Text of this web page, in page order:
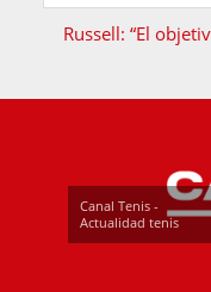
Russell: “El
Canal Tenis -
Actualidad tenis